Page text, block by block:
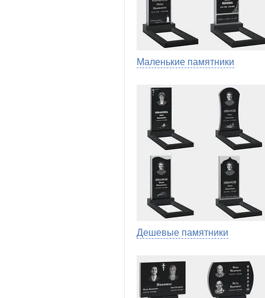
Маленькие памятники
Дешевые памятники